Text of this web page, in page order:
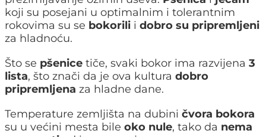
koji su posejani u optimalnim i tolerantnim
rokovima su se bokorili i dobro su pripremljeni
za hladnoću.
Što se pšenice tiče, svaki bokor ima razvijena 3
lista, što znači da je ova kultura dobro
pripremljena za hladne dane.
Temperature zemljišta na dubini čvora bokora
su u većini mesta bile oko nule, tako da nema